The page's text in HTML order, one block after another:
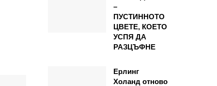
–
ПУСТИННОТО
ЦВЕТЕ, КОЕТО
УСПЯ ДА
РАЗЦЪФНЕ
Ерлинг
Холанд отново